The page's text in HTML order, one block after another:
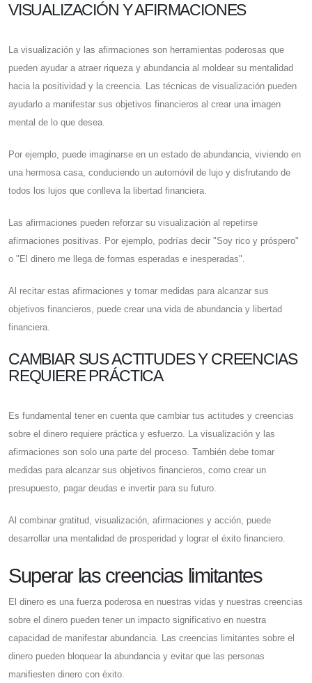
VISUALIZACIÓN Y AFIRMACIONES
La visualización y las afirmaciones son herramientas poderosas que
pueden ayudar a atraer riqueza y abundancia al moldear su mentalidad
hacia la positividad y la creencia. Las técnicas de visualización pueden
ayudarlo a manifestar sus objetivos financieros al crear una imagen
mental de lo que desea.
Por ejemplo, puede imaginarse en un estado de abundancia, viviendo en
una hermosa casa, conduciendo un automóvil de lujo y disfrutando de
todos los lujos que conlleva la libertad financiera.
Las afirmaciones pueden reforzar su visualización al repetirse
afirmaciones positivas. Por ejemplo, podrías decir "Soy rico y próspero"
o "El dinero me llega de formas esperadas e inesperadas".
Al recitar estas afirmaciones y tomar medidas para alcanzar sus
objetivos financieros, puede crear una vida de abundancia y libertad
financiera.
CAMBIAR SUS ACTITUDES Y CREENCIAS
REQUIERE PRÁCTICA
Es fundamental tener en cuenta que cambiar tus actitudes y creencias
sobre el dinero requiere práctica y esfuerzo. La visualización y las
afirmaciones son solo una parte del proceso. También debe tomar
medidas para alcanzar sus objetivos financieros, como crear un
presupuesto, pagar deudas e invertir para su futuro.
Al combinar gratitud, visualización, afirmaciones y acción, puede
desarrollar una mentalidad de prosperidad y lograr el éxito financiero.
Superar las creencias limitantes
El dinero es una fuerza poderosa en nuestras vidas y nuestras creencias
sobre el dinero pueden tener un impacto significativo en nuestra
capacidad de manifestar abundancia. Las creencias limitantes sobre el
dinero pueden bloquear la abundancia y evitar que las personas
manifiesten dinero con éxito.